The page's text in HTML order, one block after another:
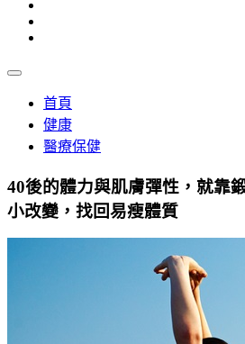
首頁
健康
醫療保健
40後的體力與肌膚彈性，就靠
小改變，找回易瘦體質